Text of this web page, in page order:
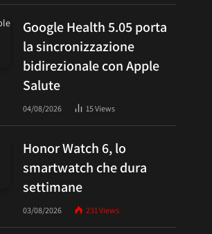
Google Health 5.05 porta
la sincronizzazione
bidirezionale con Apple
Salute
04/08/2026 15Views
Honor Watch 6, lo
smartwatch che dura
settimane
03/08/2026 231Views